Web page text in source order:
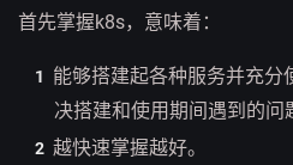
首先掌握k8s，意味着：
能够搭建起各种服务并充分
决搭建和使用期间遇到的问
越快速掌握越好。